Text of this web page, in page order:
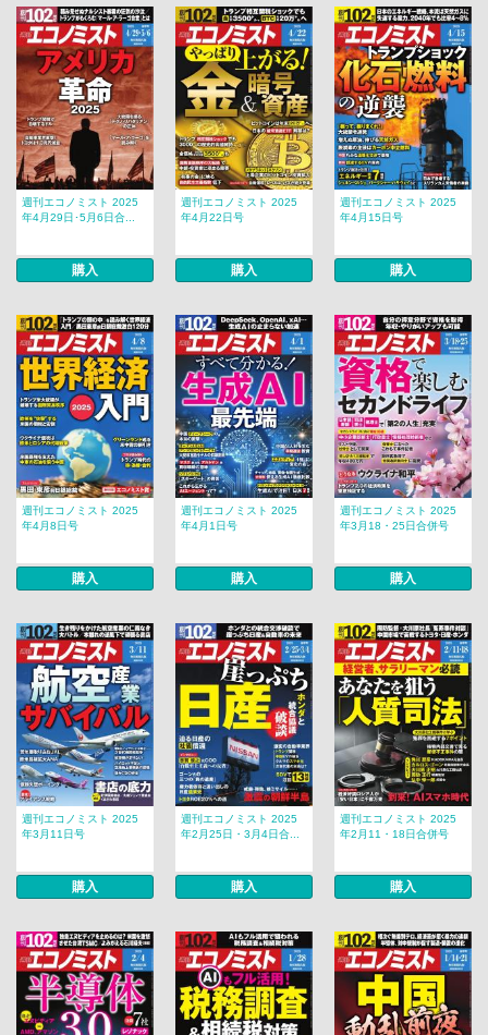
週刊エコノミスト 2025
年4月29日･5月6日合...
購入
週刊エコノミスト 2025
年4月22日号
購入
週刊エコノミスト 2025
年4月15日号
購入
週刊エコノミスト 2025
年4月8日号
購入
週刊エコノミスト 2025
年4月1日号
購入
週刊エコノミスト 2025
年3月18・25日合併号
購入
週刊エコノミスト 2025
年3月11日号
購入
週刊エコノミスト 2025
年2月25日・3月4日合...
購入
週刊エコノミスト 2025
年2月11・18日合併号
購入